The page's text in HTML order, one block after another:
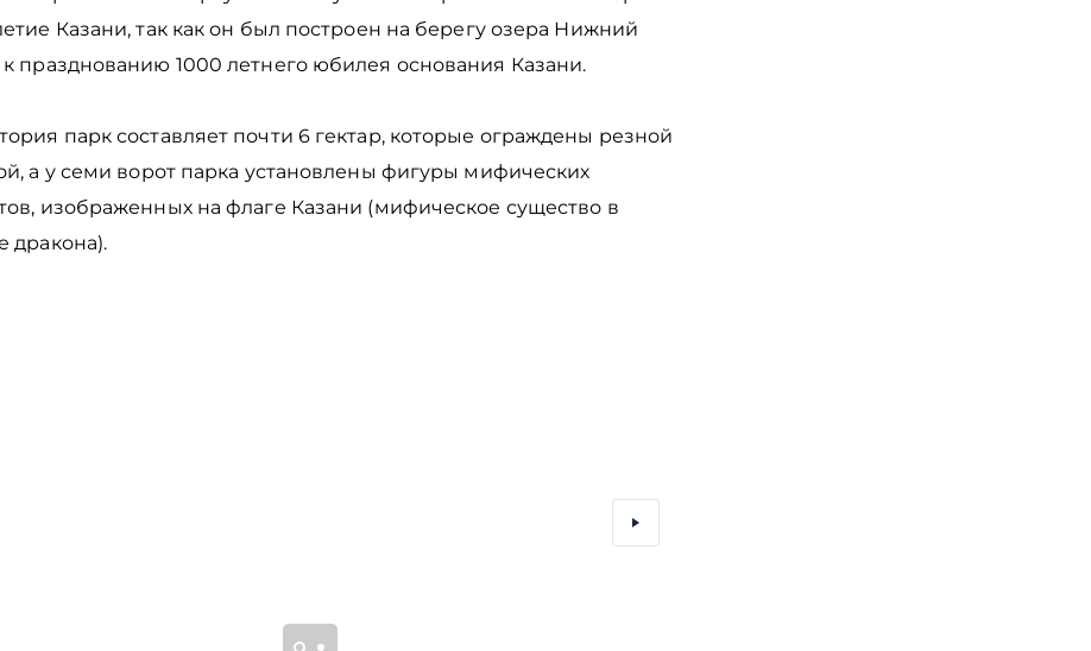
Казани, так как он был построен на берегу озера Нижний
к празднованию 1000 летнего юбилея основания Казани.
парк составляет почти 6 гектар, которые ограждены резной
а у семи ворот парка установлены фигуры мифических
изображенных на флаге Казани (мифическое существо в
дракона).